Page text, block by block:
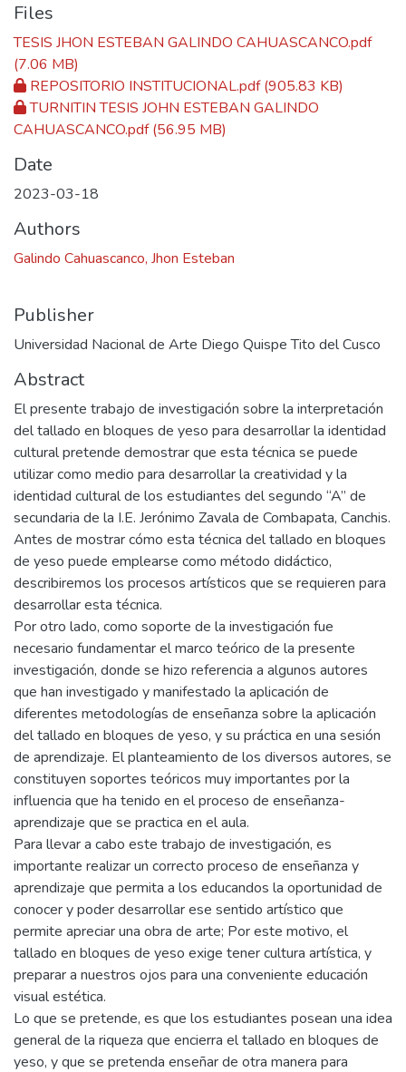
Files
TESIS JHON ESTEBAN GALINDO CAHUASCANCO.pdf
(7.06 MB)
REPOSITORIO INSTITUCIONAL.pdf(905.83 KB)
TURNITIN TESIS JOHN ESTEBAN GALINDO
CAHUASCANCO.pdf(56.95 MB)
Date
2023-03-18
Authors
Galindo Cahuascanco, Jhon Esteban
Publisher
Universidad Nacional de Arte Diego Quispe Tito del Cusco
Abstract
El presente trabajo de investigación sobre la interpretación
del tallado en bloques de yeso para desarrollar la identidad
cultural pretende demostrar que esta técnica se puede
utilizar como medio para desarrollar la creatividad y la
identidad cultural de los estudiantes del segundo “A” de
secundaria de la I.E. Jerónimo Zavala de Combapata, Canchis.
Antes de mostrar cómo esta técnica del tallado en bloques
de yeso puede emplearse como método didáctico,
describiremos los procesos artísticos que se requieren para
desarrollar esta técnica.
Por otro lado, como soporte de la investigación fue
necesario fundamentar el marco teórico de la presente
investigación, donde se hizo referencia a algunos autores
que han investigado y manifestado la aplicación de
diferentes metodologías de enseñanza sobre la aplicación
del tallado en bloques de yeso, y su práctica en una sesión
de aprendizaje. El planteamiento de los diversos autores, se
constituyen soportes teóricos muy importantes por la
influencia que ha tenido en el proceso de enseñanza-
aprendizaje que se practica en el aula.
Para llevar a cabo este trabajo de investigación, es
importante realizar un correcto proceso de enseñanza y
aprendizaje que permita a los educandos la oportunidad de
conocer y poder desarrollar ese sentido artístico que
permite apreciar una obra de arte; Por este motivo, el
tallado en bloques de yeso exige tener cultura artística, y
preparar a nuestros ojos para una conveniente educación
visual estética.
Lo que se pretende, es que los estudiantes posean una idea
general de la riqueza que encierra el tallado en bloques de
yeso, y que se pretenda enseñar de otra manera para